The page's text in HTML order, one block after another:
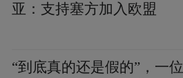
亚：支持塞方加入欧盟
“到底真的还是假的”，一位